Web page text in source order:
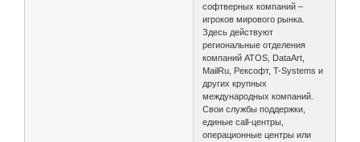
софтверных компаний –
игроков мирового рынка.
Здесь действуют
региональные отделения
компаний ATOS, DataArt,
MailRu, Рексофт, T-Systems и
других крупных
международных компаний.
Свои службы поддержки,
единые call-центры,
операционные центры или